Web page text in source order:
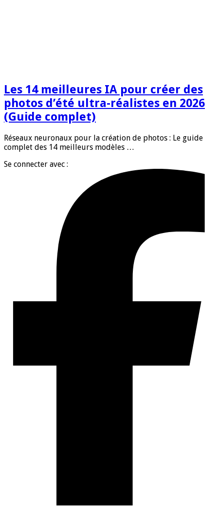
Les 14 meilleures IA pour créer des
photos d’été ultra-réalistes en 2026
(Guide complet)
Réseaux neuronaux pour la création de photos : Le guide
complet des 14 meilleurs modèles …
Se connecter avec :